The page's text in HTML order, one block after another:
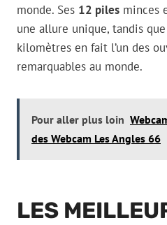
monde. Ses 12 piles minces
une allure unique, tandis
kilomètres en fait l’un des
remarquables au monde.
Pour aller plus loin
des Webcam Les Angles 66
LES